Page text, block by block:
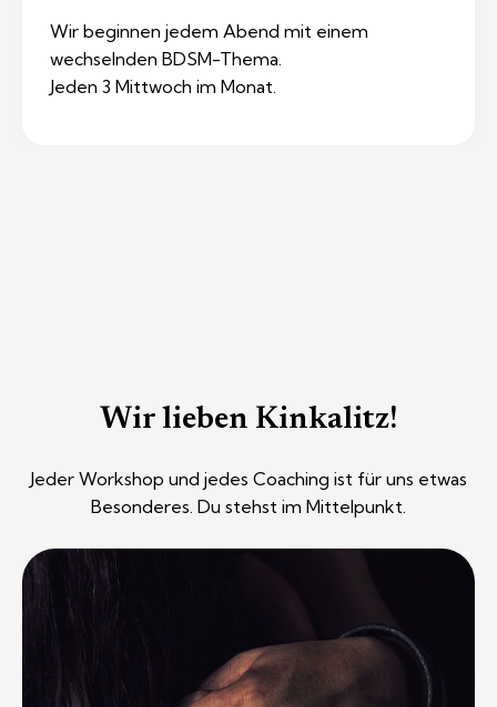
Wir beginnen jedem Abend mit einem
wechselnden BDSM-Thema.
Jeden 3 Mittwoch im Monat.
Wir lieben Kinkalitz!
Jeder Workshop und jedes Coaching ist für uns etwas
Besonderes. Du stehst im Mittelpunkt.